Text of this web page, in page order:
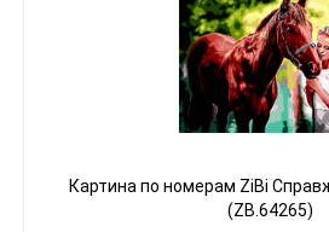
Картина по номерам ZiBi
(ZB.64265)